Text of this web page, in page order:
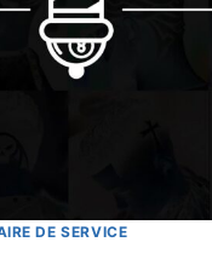
DE SERVICE